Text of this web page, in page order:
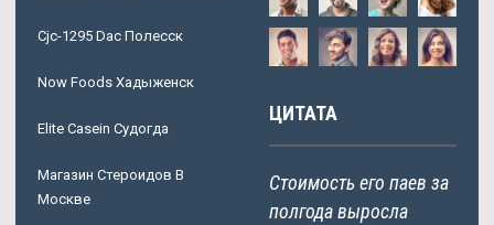
Cjc-1295 Dac Полесск
Now Foods Хадыженск
Elite Casein Судогда
Магазин Стероидов В
Москве
ЦИТАТА
Стоимость его паев за
полгода выросла